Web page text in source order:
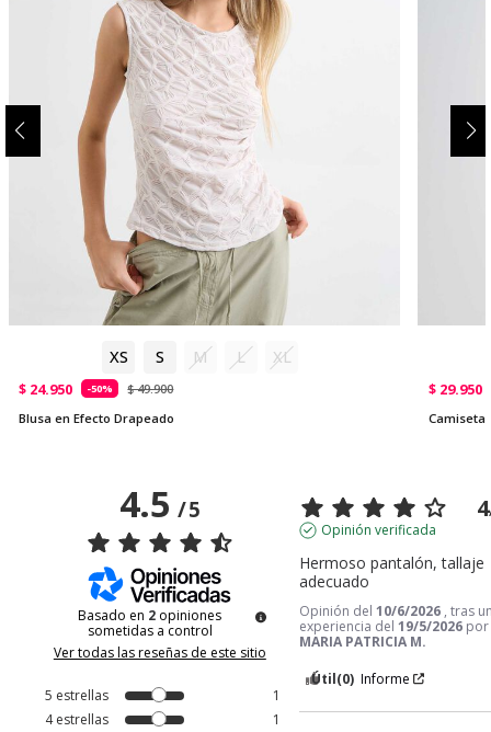
XS S M L XL
$ 24.950 -50%
$ 49.900
Blusa en Efecto Drapeado
$ 29.950
Camiseta
4.5/5
Basado en 2 opiniones
sometidas a control
Ver todas las reseñas de este sitio
5 estrellas
1
4estrellas
1
4
Opinión verificada
Hermoso pantalón, tallaje
adecuado
Opinión del10/6/2026 , tras
experiencia del19/5/2026 por
MARIA PATRICIA M.
Útil(0) Informe